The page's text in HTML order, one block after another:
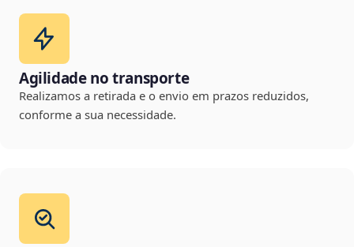
Agilidade no transporte
Realizamos a retirada e o envio em prazos reduzidos,
conforme a sua necessidade.